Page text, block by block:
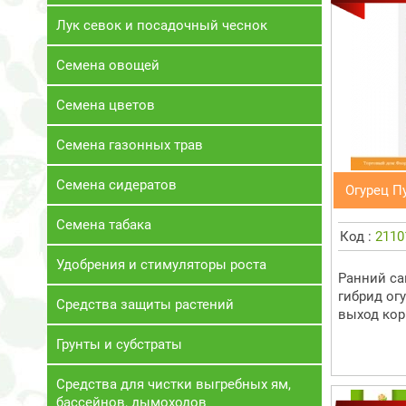
Лук севок и посадочный чеснок
Семена овощей
Семена цветов
Семена газонных трав
Семена сидератов
Семена табака
Удобрения и стимуляторы роста
Средства защиты растений
Грунты и субстраты
Средства для чистки выгребных ям,
бассейнов, дымоходов
Огурец
Код :
Ранний
гибрид
выход